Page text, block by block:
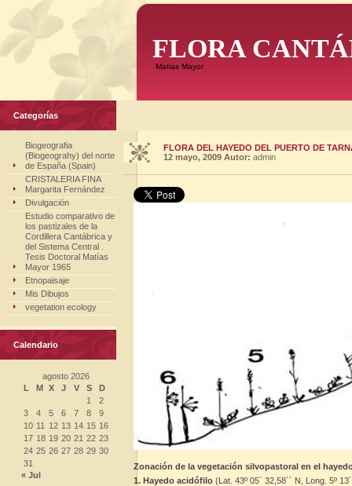
FLORA
Matias Mayor
Categorías
Biogeografia
(Biogeograhy) del norte
de España (Spain)
CRISTALERIA FINA
Margarita Fernández
Divulgación
Estudio comparativo de
los pastizales de la
Cordillera Cantábrica y
del Sistema Central .
Tesis Doctoral Matías
Mayor 1965
Etnopaisaje
Mis Dibujos
vegetation ecology
Calendario
agosto 2026
L
M X J V S
D
1
2
3
4 5 6 7 8
9
10 11 12 13 14 15 16
17 18 19 20 21 22 23
24 25 26 27 28 29 30
31
« Jul
FLORA DEL HAYEDO DEL PUERTO DE
12 mayo, 2009 Autor: admin
Zonación de la vegetación silvopastoral en el
1. Hayedo acidófilo (Lat. 43º 05´ 32,58´´ N, Long. 5º